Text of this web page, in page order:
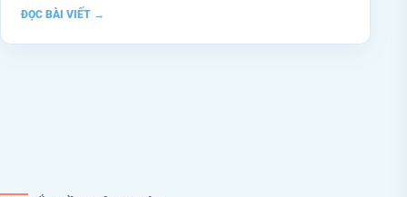
ĐỌC BÀI VIẾT →